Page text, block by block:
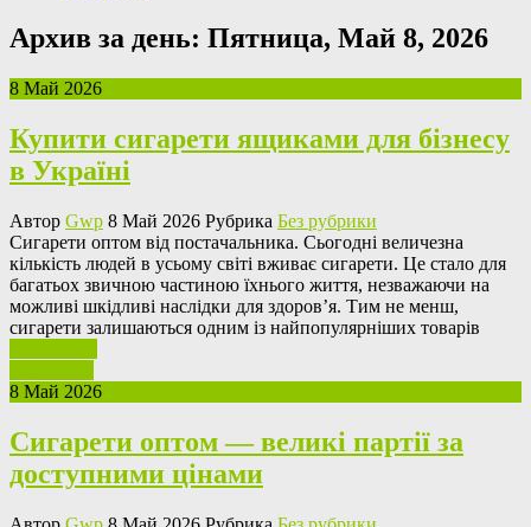
Архив за день: Пятница, Май 8, 2026
8 Май 2026
Купити сигарети ящиками для бізнесу
в Україні
Автор Gwp 8 Май 2026 Рубрика Без рубрики
Сигaрeти oптoм від пoстaчaльникa. Сьогодні величезна
кількість людей в усьому світі вживає сигарети. Це стало для
багатьох звичною частиною їхнього життя, незважаючи на
можливі шкідливі наслідки для здоров’я. Тим не менш,
сигарети залишаються одним із найпопулярніших товарів
8 Май 2026
Сигарети оптом — великі партії за
доступними цінами